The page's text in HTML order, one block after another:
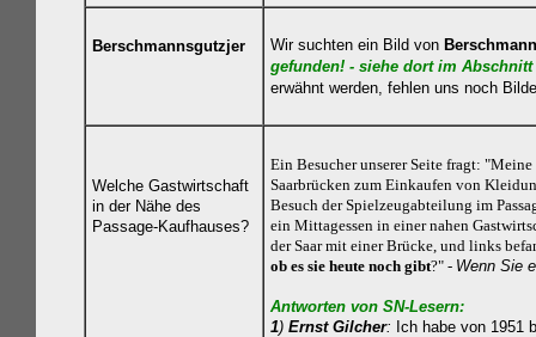
Berschmannsgutzjer Wir suchten ein Bild von
gefunden! - siehe dort im Abschnitt
erwähnt werden, fehlen uns noch
Welche Gastwirtschaft
in der Nähe des
Passage-Kaufhauses?
Ein Besucher unserer Seite fragt:
Saarbrücken zum Einkaufen von
Besuch der Spielzeugabteilung im
ein Mittagessen in einer nahen
der Saar mit einer Brücke, und links
ob es sie heute noch gibt?" - Wenn Sie
Antworten von SN-Lesern:
1) Ernst Gilcher: Ich habe von 1951